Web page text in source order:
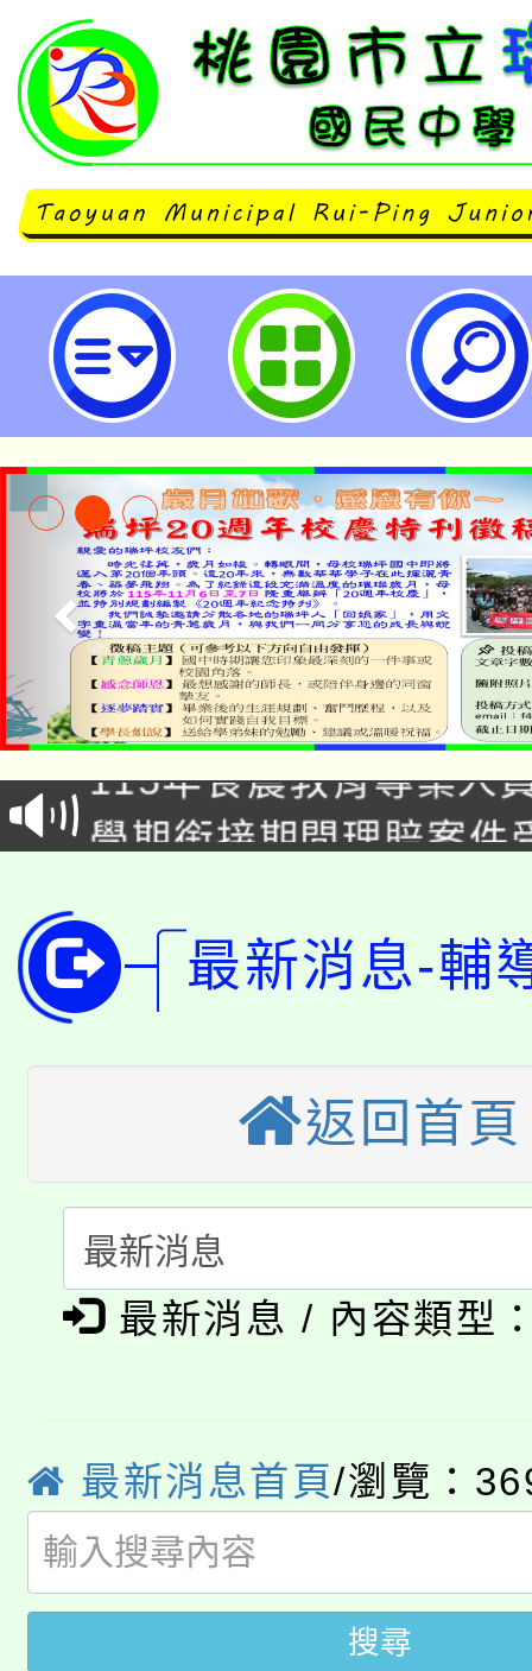
有關開放「有意申請就讀114學年
秀才分校慈輝班活動」一案，請查
坪國民中學
淨零綠生活教案入校路
會
115年食農教育專業人
程
學期銜接期間理賠案件
版
公告本校115學年度第
代理(課)教師甄選結果(
「2026金融保險知識
車」活動
桃園市115學年度學生
生本土語及新住民語歌
公告本校115學年度第
代理(課)教師甄選結果(
公告本校115學年度第
代理(課)教師甄選結果(
轉知中國文化大學推廣
《TA101》溝通分析基
系所師生報名參加。
淨零綠生活教案入校路
學籍身 分審查程序及
版
淨零綠領人才培育課程
公告本校115學年度第
代理(課)教師甄選結果(
「2026金融保險知識
車」活動
桃園市115學年度學生
最新消息-輔
返回首頁
最新消息 / 內容類型
最新消息首頁/瀏覽：
搜尋